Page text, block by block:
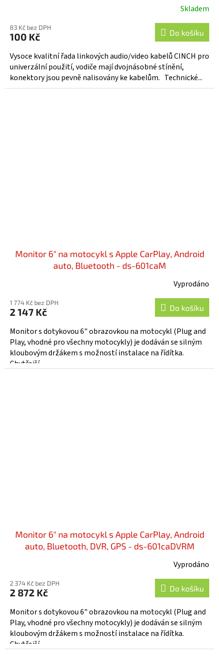
Skladem
83 Kč bez DPH
100 Kč Do košíku
Vysoce kvalitní řada linkových audio/video kabelů CINCH pro
univerzální použití, vodiče mají dvojnásobné stínění,
konektory jsou pevně nalisovány ke kabelům. Technické...
Monitor 6" na motocykl s Apple CarPlay, Android
auto, Bluetooth - ds-601caM
Vyprodáno
1 774 Kč bez DPH
2 147 Kč Do košíku
Monitor s dotykovou 6" obrazovkou na motocykl (Plug and
Play, vhodné pro všechny motocykly) je dodáván se silným
kloubovým držákem s možností instalace na řídítka.
Chytřejší,...
Monitor 6" na motocykl s Apple CarPlay, Android
auto, Bluetooth, DVR, GPS - ds-601caDVRM
Vyprodáno
2 374 Kč bez DPH
2 872 Kč Do košíku
Monitor s dotykovou 6" obrazovkou na motocykl (Plug and
Play, vhodné pro všechny motocykly) je dodáván se silným
kloubovým držákem s možností instalace na řídítka.
Chytřejší,...